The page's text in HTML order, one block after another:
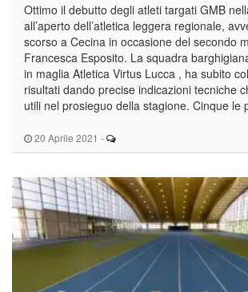
20 Aprile 2021 -
Ottimo il debutto degli atleti targati GMB
all’aperto dell’atletica leggera regionale,
scorso a Cecina in occasione del secondo
Francesca Esposito. La squadra
in maglia Atletica Virtus Lucca , ha subito
risultati dando precise indicazioni tecniche
utili nel prosieguo della stagione. Cinque le